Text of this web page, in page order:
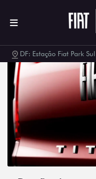
DF: Estação Fiat Park Sul